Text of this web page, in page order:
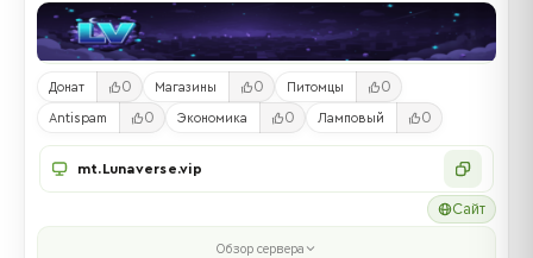
Донат 0 Магазины 0 Питомцы 0
Antispam 0 Экономика 0 Ламповый 0
mt.Lunaverse.vip
Сайт
Обзор сервера